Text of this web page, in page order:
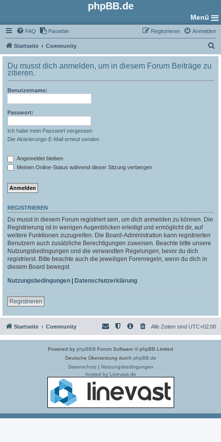
phpBB.de
Menü
FAQ Pastebin Anmelden
Registrieren
Startseite Community
u
Du musst dich anmelden, um in diesem Forum Beiträge zu
zitieren.
Benutzername:
Passwort:
Ich habe mein Passwort vergessen
Die Aktivierungs-E-Mail erneut senden
Angemeldet bleiben
Meinen Online-Status während dieser Sitzung verbergen
REGISTRIEREN
Du musst in diesem Forum registriert sein, um dich anmelden zu können. Die
Registrierung ist in wenigen Augenblicken erledigt und ermöglicht dir, auf
weitere Funktionen zuzugreifen. Die Board-Administration kann registrierten
Benutzern auch zusätzliche Berechtigungen zuweisen. Beachte bitte unsere
Nutzungsbedingungen und die verwandten Regelungen, bevor du dich
registrierst. Bitte beachte auch die jeweiligen Forenregeln, wenn du dich in
diesem Board bewegst.
Nutzungsbedingungen | Datenschutzerklärung
Registrieren
Startseite Community Alle Zeiten sind UTC+02:00
Powered by phpBB® Forum Software © phpBB Limited
Deutsche Übersetzung durch phpBB.de
Datenschutz| Nutzungsbedingungen
hosted by Linevast.de